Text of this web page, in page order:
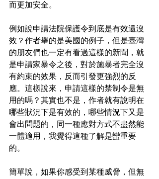
而更加安全。
例如說申請法院保護令到底是有效還沒
效？作者舉的是美國的例子，但是臺灣
的朋友們也一定有看過這樣的新聞，就
是申請家暴令之後，對於施暴者完全沒
有約束的效果，反而引發更強烈的反
應。這樣說來，申請這樣的禁制令是無
用的嗎？其實也不是，作者就有說明在
哪些狀況下是有效的，哪些情況下又是
會出問題的，同一種應對方式不盡然能
一體適用，我覺得這種了解是蠻重要
的。
簡單說，如果你感受到某種威脅，但無